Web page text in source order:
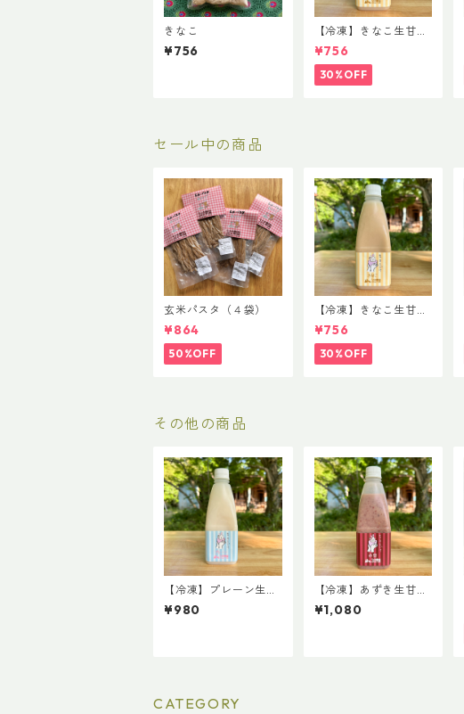
きなこ
¥756
【冷凍】きなこ生甘
酒 1本 8/12まで
¥756
30%OFF
セール中の商品
玄米パスタ（４袋）
¥864
50%OFF
【冷凍】きなこ生甘
酒 1本 8/12まで
¥756
30%OFF
その他の商品
【冷凍】プレーン生甘
酒 1本
¥980
【冷凍】あずき生甘
酒 1本
¥1,080
CATEGORY